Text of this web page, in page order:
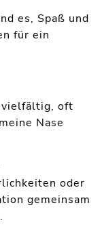
es, Spaß und
für ein
vielfältig, oft
Nase
oder
gemeinsam